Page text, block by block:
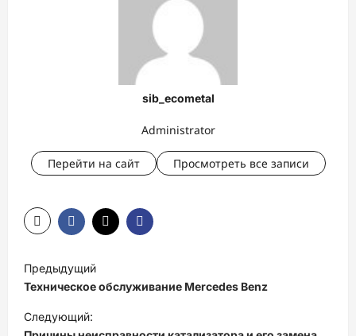
sib_ecometal
Administrator
Перейти на сайт Просмотреть все записи
Н
а
в
Предыдущий
Техническое обслуживание Mercedes Benz
Следующий: